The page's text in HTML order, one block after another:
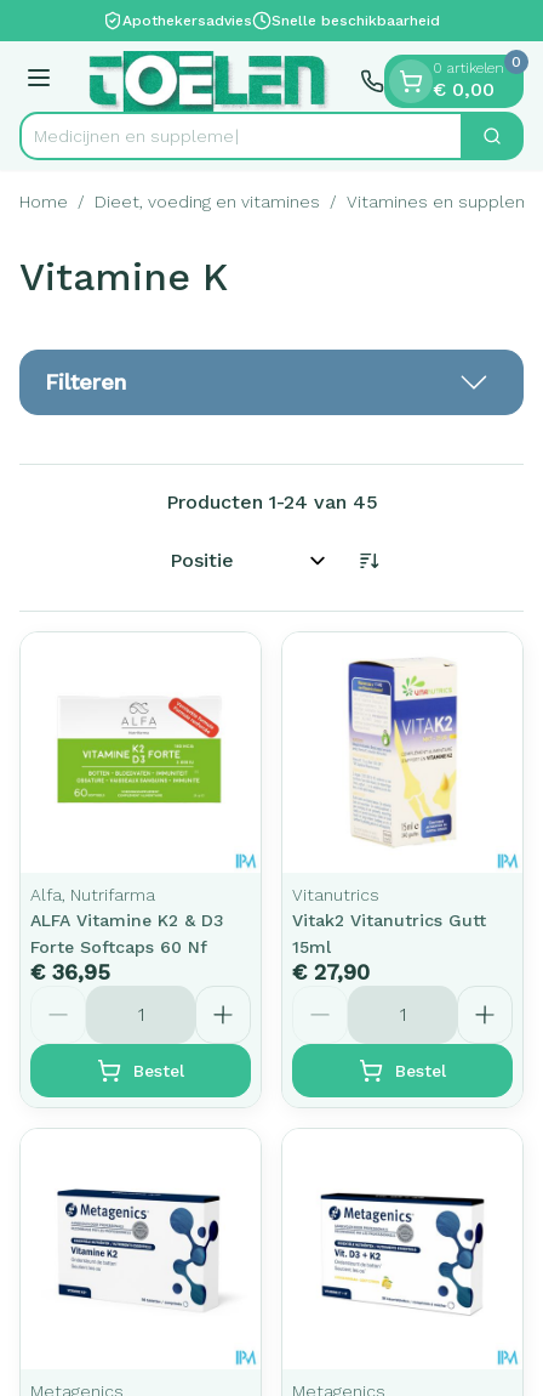
Ga naar de inhoudApothekersadvies Snelle beschikbaarheid
Menu
Product, merk, categorie...
Me Zoek
0 artikelen
€ 0,00
0
Home / Dieet, voeding en vitamines / Vitamines en
Vitamine K
Filteren
Producten 1-24 van 45
Sorteer op:
Alfa, Nutrifarma
ALFA Vitamine K2 & D3
Forte Softcaps 60 Nf
€ 36,95
Aantal
Bestel
Vitanutrics
Vitak2 Vitanutrics Gutt
15ml
€ 27,90
Aantal
Bestel
Metagenics
Metagenics